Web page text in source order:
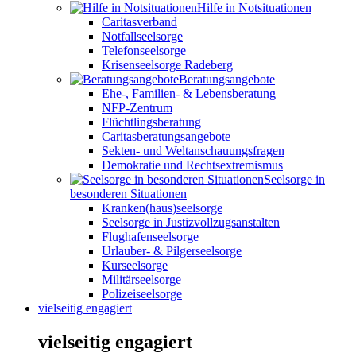
Hilfe in Notsituationen
Caritasverband
Notfallseelsorge
Telefonseelsorge
Krisenseelsorge Radeberg
Beratungsangebote
Ehe-, Familien- & Lebensberatung
NFP-Zentrum
Flüchtlingsberatung
Caritasberatungsangebote
Sekten- und Weltanschauungsfragen
Demokratie und Rechtsextremismus
Seelsorge in
besonderen Situationen
Kranken(haus)seelsorge
Seelsorge in Justizvollzugsanstalten
Flughafenseelsorge
Urlauber- & Pilgerseelsorge
Kurseelsorge
Militärseelsorge
Polizeiseelsorge
vielseitig engagiert
vielseitig engagiert